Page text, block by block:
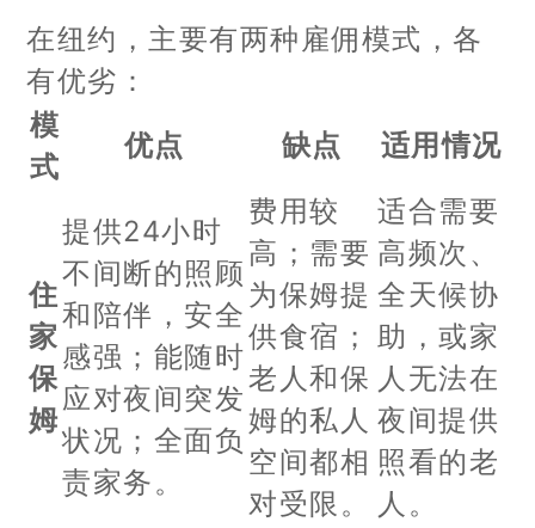
在纽约，主要有两种雇佣模式，各
有优劣：
模
式
优点 缺点 适用情况
住
家
保
姆
提供24小时
不间断的照顾
和陪伴，安全
感强；能随时
应对夜间突发
状况；全面负
责家务。
费用较
高；需要
为保姆提
供食宿；
老人和保
姆的私人
空间都相
对受限。
适合需要
高频次、
全天候协
助，或家
人无法在
夜间提供
照看的老
人。